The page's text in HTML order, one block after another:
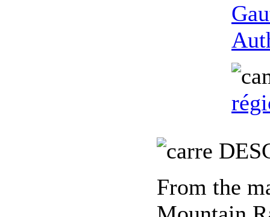
From the